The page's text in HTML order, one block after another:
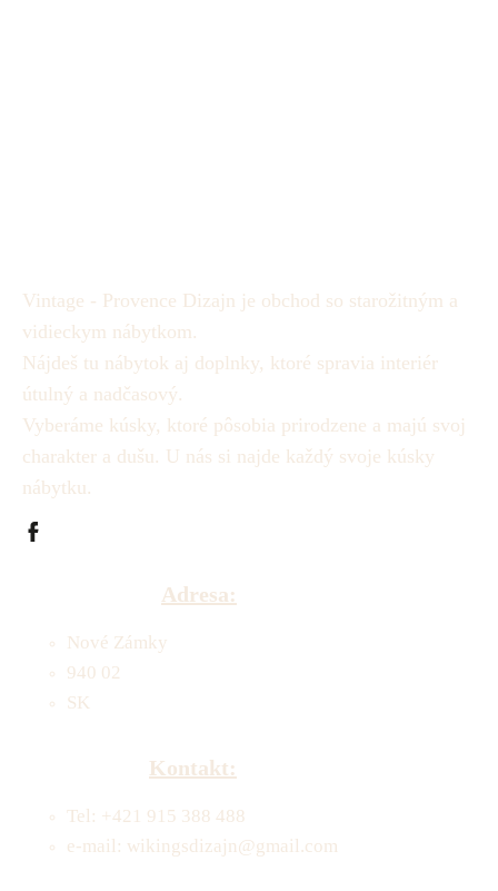
Vintage - Provence Dizajn je obchod so starožitným a
vidieckym nábytkom.
Nájdeš tu nábytok aj doplnky, ktoré spravia interiér
útulný a nadčasový.
Vyberáme kúsky, ktoré pôsobia prirodzene a majú svoj
charakter a dušu. U nás si najde každý svoje kúsky
nábytku.
Adresa:
Nové Zámky
940 02
SK
Kontakt:
Tel: +421 915 388 488
e-mail: wikingsdizajn@gmail.com